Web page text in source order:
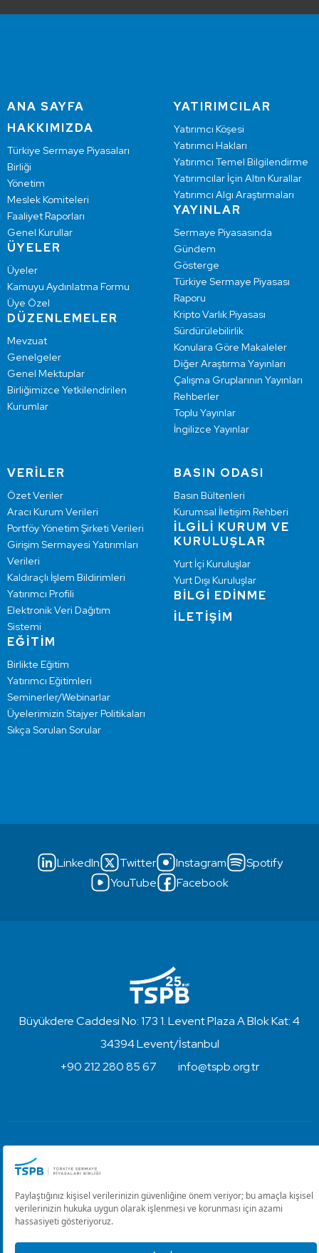
ANA SAYFA
HAKKIMIZDA
Türkiye Sermaye Piyasaları
Birliği
Yönetim
Meslek Komiteleri
Faaliyet Raporları
Genel Kurullar
ÜYELER
Üyeler
Kamuyu Aydınlatma Formu
Üye Özel
DÜZENLEMELER
Mevzuat
Genelgeler
Genel Mektuplar
Birliğimizce Yetkilendirilen
Kurumlar
YATIRIMCILAR
Yatırımcı Köşesi
Yatırımcı Hakları
Yatırımcı Temel Bilgilendirme
Yatırımcılar İçin Altın Kurallar
Yatırımcı Algı Araştırmaları
YAYINLAR
Sermaye Piyasasında
Gündem
Gösterge
Türkiye Sermaye Piyasası
Raporu
Kripto Varlık Piyasası
Sürdürülebilirlik
Konulara Göre Makaleler
Diğer Araştırma Yayınları
Çalışma Gruplarının Yayınları
Rehberler
Toplu Yayınlar
İngilizce Yayınlar
VERİLER
Özet Veriler
Aracı Kurum Verileri
Portföy Yönetim Şirketi Verileri
Girişim Sermayesi Yatırımları
Verileri
Kaldıraçlı İşlem Bildirimleri
Yatırımcı Profili
Elektronik Veri Dağıtım
Sistemi
EĞİTİM
Birlikte Eğitim
Yatırımcı Eğitimleri
Seminerler/Webinarlar
Üyelerimizin Stajyer Politikaları
Sıkça Sorulan Sorular
BASIN ODASI
Basın Bültenleri
Kurumsal İletişim Rehberi
İLGİLİ KURUM VE
KURULUŞLAR
Yurt İçi Kuruluşlar
Yurt Dışı Kuruluşlar
BİLGİ EDİNME
İLETİŞİM
LinkedIn Twitter Instagram
Spotify
YouTube
Facebook
Büyükdere Caddesi No: 173 1. Levent Plaza A Blok Kat: 4
34394 Levent/İstanbul
+90 212 280 85 67
info@tspb.org.tr
Türkiye Sermaye Piyasaları Birliği ⋅ Copyright © 2023
Çerez Ayarlarını Düzenle